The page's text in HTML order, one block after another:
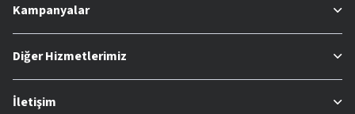
Kampanyalar
Diğer Hizmetlerimiz
İletişim